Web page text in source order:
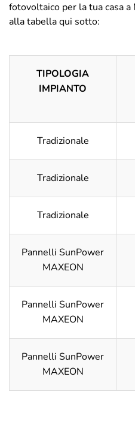
fotovoltaico per la tua casa a
alla tabella qui sotto:
TIPOLOGIA
IMPIANTO
Tradizionale
Tradizionale
Tradizionale
Pannelli SunPower
MAXEON
Pannelli SunPower
MAXEON
Pannelli SunPower
MAXEON